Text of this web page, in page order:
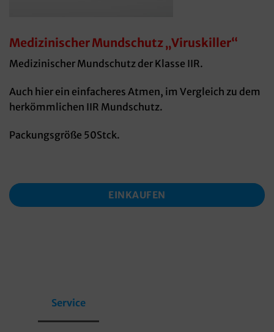
Medizinischer Mundschutz „Viruskiller“
Medizinischer Mundschutz der Klasse IIR.
Auch hier ein einfacheres Atmen, im Vergleich zu dem
herkömmlichen IIR Mundschutz.
Packungsgröße 50Stck.
EINKAUFEN
Service